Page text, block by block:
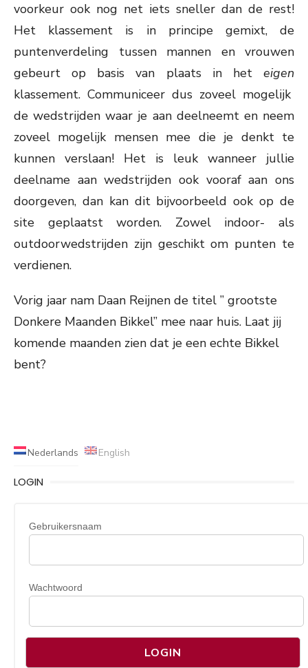
voorkeur ook nog net iets sneller dan de rest!
Het klassement is in principe gemixt, de
puntenverdeling tussen mannen en vrouwen
gebeurt op basis van plaats in het eigen
klassement. Communiceer dus zoveel mogelijk
de wedstrijden waar je aan deelneemt en neem
zoveel mogelijk mensen mee die je denkt te
kunnen verslaan! Het is leuk wanneer jullie
deelname aan wedstrijden ook vooraf aan ons
doorgeven, dan kan dit bijvoorbeeld ook op de
site geplaatst worden. Zowel indoor- als
outdoorwedstrijden zijn geschikt om punten te
verdienen.
Vorig jaar nam Daan Reijnen de titel ” grootste
Donkere Maanden Bikkel” mee naar huis. Laat jij
komende maanden zien dat je een echte Bikkel
bent?
Nederlands English
LOGIN
Gebruikersnaam
Wachtwoord